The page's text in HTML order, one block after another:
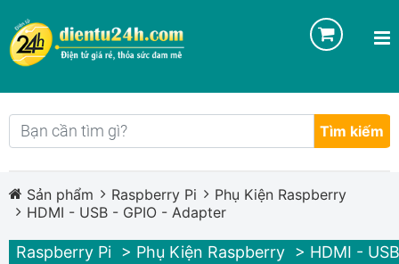
Tìm kiếm
Sản phẩm Raspberry Pi
Phụ Kiện Raspberry
HDMI - USB - GPIO - Adapter
Raspberry Pi > Phụ Kiện Raspberry > HDMI - USB